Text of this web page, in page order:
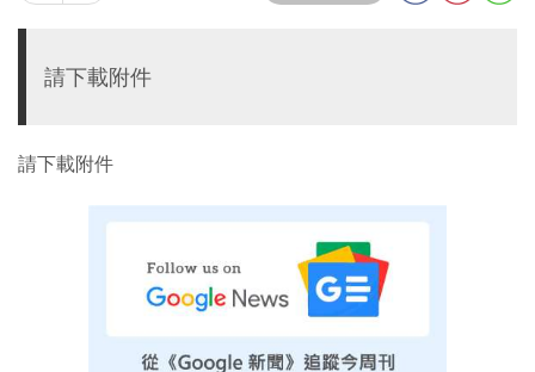
請下載附件
請下載附件